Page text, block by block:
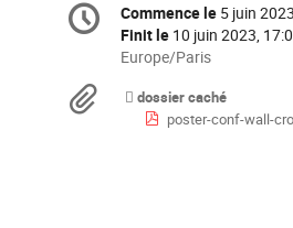
de
la
Date/Heure
Commence le 5 juin
Finit le 10 juin 2023,
Toutes
horaires
sont
Europe/Paris
Documents
dossier caché
poster-conf-wall-